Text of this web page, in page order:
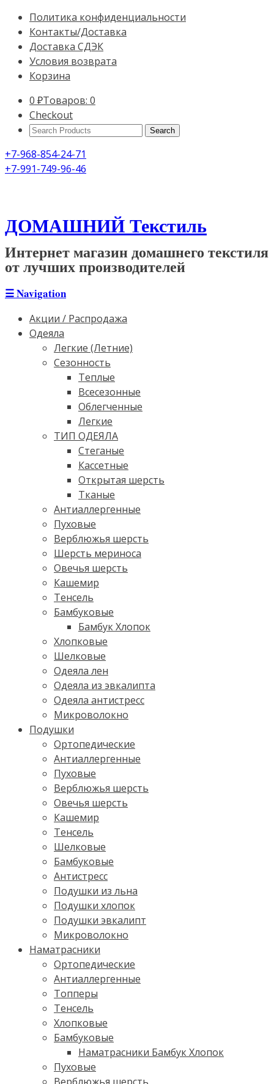
Политика конфиденциальности
Контакты/Доставка
Доставка СДЭК
Условия возврата
Корзина
0 ₽Товаров: 0
Checkout
Search
+7-968-854-24-71
+7-991-749-96-46
ДОМАШНИЙ Текстиль
Интернет магазин домашнего текстиля
от лучших производителей
☰Navigation
Акции / Распродажа
Одеяла
Легкие (Летние)
Сезонность
Теплые
Всесезонные
Облегченные
Легкие
ТИП ОДЕЯЛА
Стеганые
Кассетные
Открытая шерсть
Тканые
Антиаллергенные
Пуховые
Верблюжья шерсть
Шерсть мериноса
Овечья шерсть
Кашемир
Тенсель
Бамбуковые
Бамбук Хлопок
Хлопковые
Шелковые
Одеяла лен
Одеяла из эвкалипта
Одеяла антистресс
Микроволокно
Подушки
Ортопедические
Антиаллергенные
Пуховые
Верблюжья шерсть
Овечья шерсть
Кашемир
Тенсель
Шелковые
Бамбуковые
Антистресс
Подушки из льна
Подушки хлопок
Подушки эвкалипт
Микроволокно
Наматрасники
Ортопедические
Антиаллергенные
Топперы
Тенсель
Хлопковые
Бамбуковые
Наматрасники Бамбук Хлопок
Пуховые